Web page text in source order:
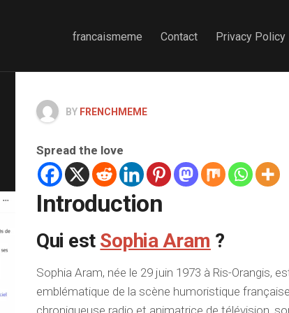
francaismeme Contact Privacy Policy
BY FRENCHMEME
Spread the love
Introduction
Qui est Sophia Aram ?
Sophia Aram, née le 29 juin 1973 à Ris-Orangis,
emblématique de la scène humoristique
chroniqueuse radio et animatrice de télévision,